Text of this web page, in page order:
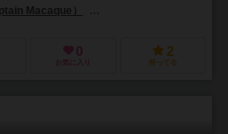
Macaque）
0
お気に入り
2
持ってる